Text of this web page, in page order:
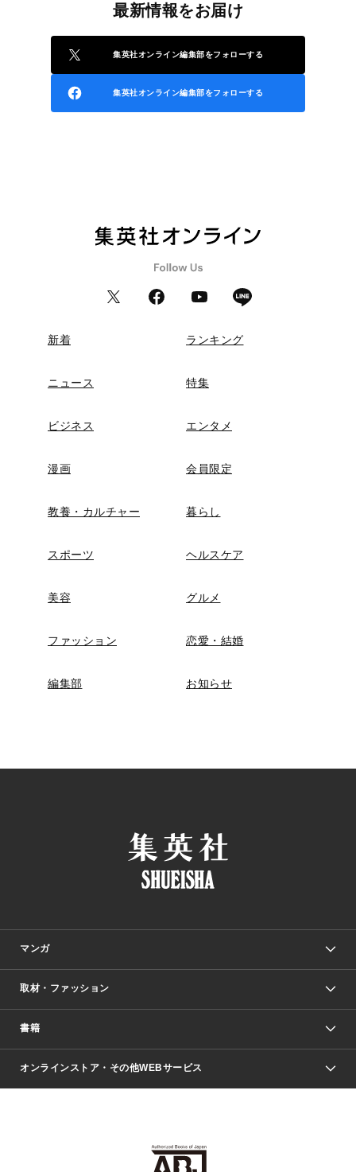
最新情報をお届け
集英社オンライン編集部をフォローする
集英社オンライン編集部をフォローする
新着 ランキング
ニュース 特集
ビジネス エンタメ
漫画 会員限定
教養・カルチャー 暮らし
スポーツ ヘルスケア
美容 グルメ
ファッション 恋愛・結婚
編集部 お知らせ
マンガ
少年マンガ
Vジャンプ
週刊ヤングジャンプ
少女マンガ
取材・ファッション
Seventeen
芸能・情報・スポーツ
書籍
文芸・文庫・総合
ライトノベル・ノベライズ
オンラインストア・その他WEBサービス